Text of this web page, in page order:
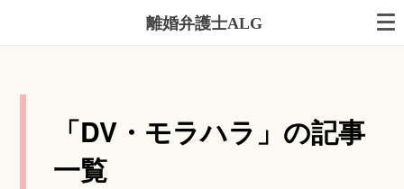
離婚弁護士ALG
「DV・モラハラ」の記事
一覧